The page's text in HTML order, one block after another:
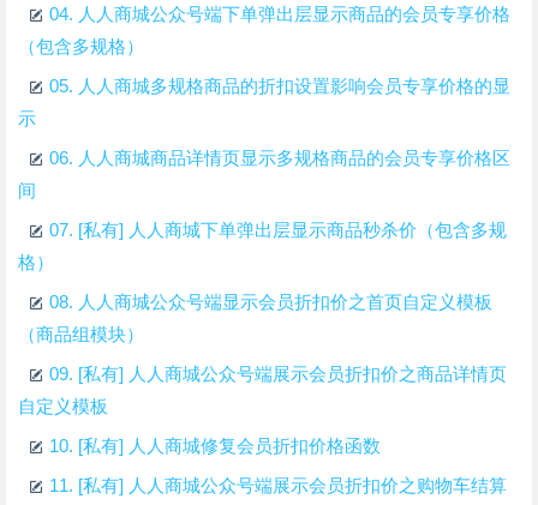
04. 人人商城公众号端下单弹出层显示商品的会员专享价格
（包含多规格）
05. 人人商城多规格商品的折扣设置影响会员专享价格的显
示
06. 人人商城商品详情页显示多规格商品的会员专享价格区
间
07. [私有] 人人商城下单弹出层显示商品秒杀价（包含多规
格）
08. 人人商城公众号端显示会员折扣价之首页自定义模板
（商品组模块）
09. [私有] 人人商城公众号端展示会员折扣价之商品详情页
自定义模板
10. [私有] 人人商城修复会员折扣价格函数
11. [私有] 人人商城公众号端展示会员折扣价之购物车结算